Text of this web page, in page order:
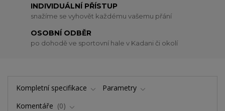
INDIVIDUÁLNÍ PŘÍSTUP
snažíme se vyhovět každému vašemu přání
OSOBNÍ ODBĚR
po dohodě ve sportovní hale v Kadani či okolí
Kompletní specifikace
Parametry
Komentáře
0